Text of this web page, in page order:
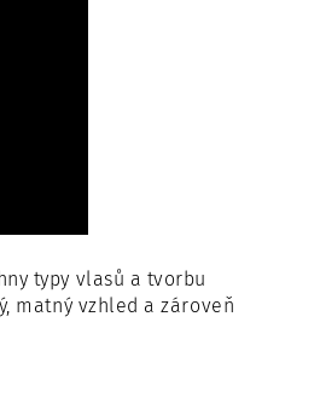
typy vlasů a tvorbu
matný vzhled a zároveň